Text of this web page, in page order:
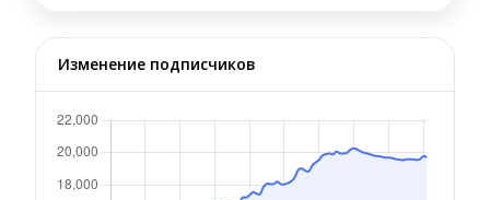
Изменение подписчиков